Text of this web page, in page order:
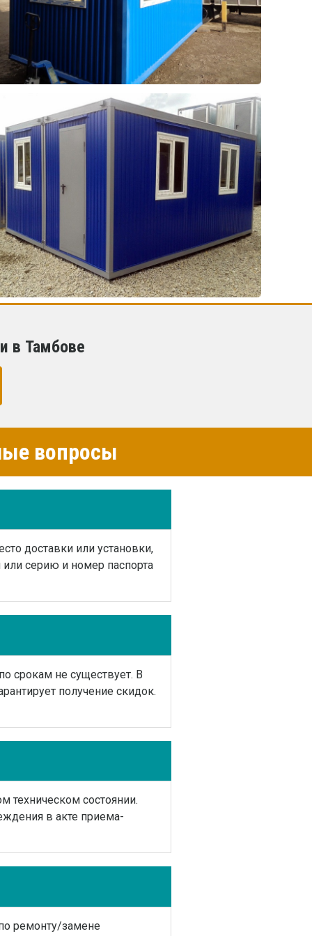
в Тамбове
вопросы
доставки или установки,
серию и номер паспорта
срокам не существует. В
получение скидок.
техническом состоянии.
в акте приема-
ремонту/замене